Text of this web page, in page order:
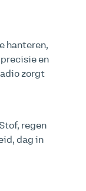
hanteren,
en
zorgt
regen
dag in